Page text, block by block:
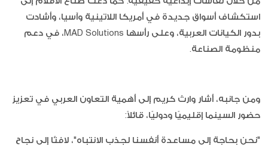
استكشاف أسواق جديدة في أمريكا اللاتينية وآسيا، وأشادت
بدور الكيانات العربية، وعلى رأسها MAD Solutions، في دعم
منظومة الصناعة.
ومن جانبه، أشار وارث كريم إلى أهمية التعاون العربي في تعزيز
حضور السينما إقليميًا ودوليًا، قائلاً:
"نحن بحاجة إلى مساعدة أنفسنا لجذب الانتباه"، لافتًا إلى نجاح